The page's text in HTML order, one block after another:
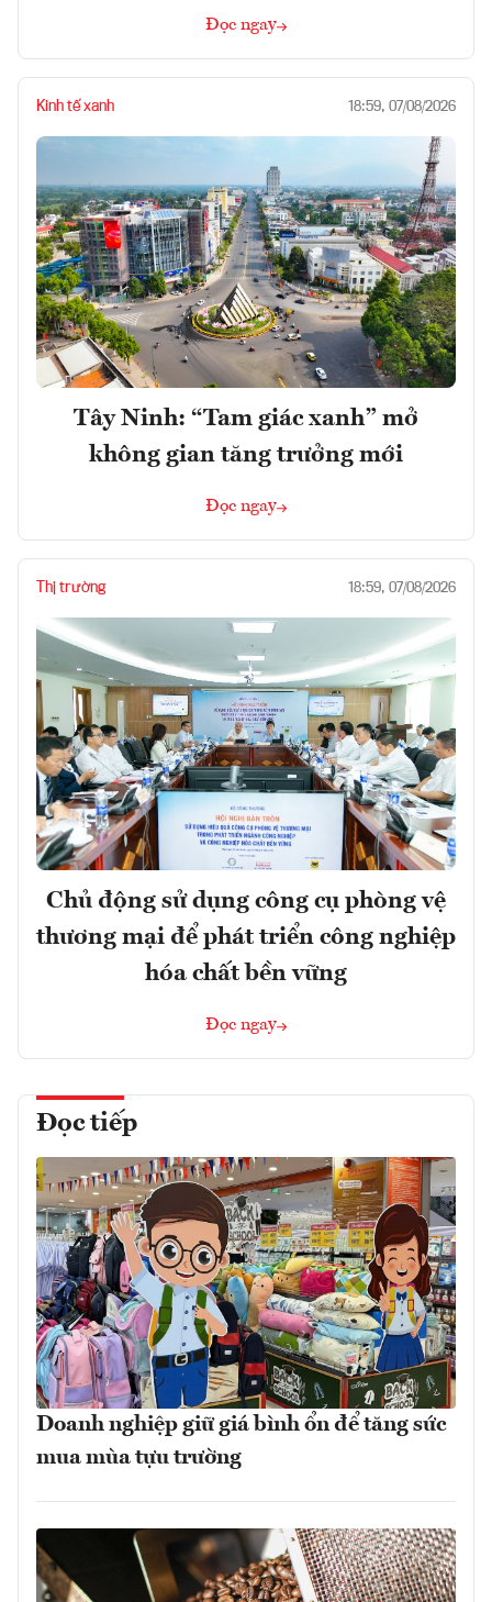
Đọc ngay
Kinh tế xanh 18:59, 07/08/2026
Tây Ninh: “Tam giác xanh” mở
không gian tăng trưởng mới
Đọc ngay
Thị trường 18:59, 07/08/2026
Chủ động sử dụng công cụ phòng vệ
thương mại để phát triển công nghiệp
hóa chất bền vững
Đọc ngay
Đọc tiếp
Doanh nghiệp giữ giá bình ổn để tăng sức
mua mùa tựu trường